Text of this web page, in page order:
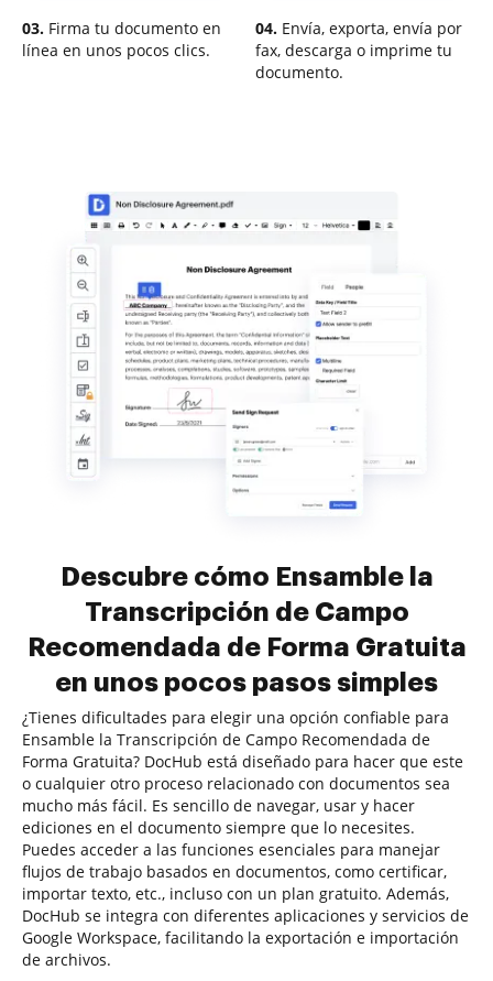
03. Firma tu documento en
línea en unos pocos clics.
04. Envía, exporta, envía por
fax, descarga o imprime tu
documento.
Descubre cómo Ensamble la
Transcripción de Campo
Recomendada de Forma Gratuita
en unos pocos pasos simples
¿Tienes dificultades para elegir una opción confiable para
Ensamble la Transcripción de Campo Recomendada de
Forma Gratuita? DocHub está diseñado para hacer que este
o cualquier otro proceso relacionado con documentos sea
mucho más fácil. Es sencillo de navegar, usar y hacer
ediciones en el documento siempre que lo necesites.
Puedes acceder a las funciones esenciales para manejar
flujos de trabajo basados en documentos, como certificar,
importar texto, etc., incluso con un plan gratuito. Además,
DocHub se integra con diferentes aplicaciones y servicios de
Google Workspace, facilitando la exportación e importación
de archivos.